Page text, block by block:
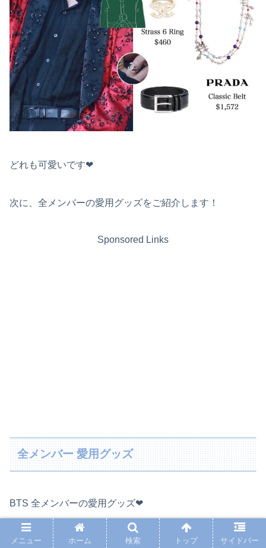
どれも可愛いです❤︎
次に、全メンバーの愛用グッズをご紹介します！
Sponsored Links
全メンバー 愛用グッズ
BTS 全メンバーの愛用グッズ❤︎
ジョングク
メニュー ホーム 検索 トップ サイドバー